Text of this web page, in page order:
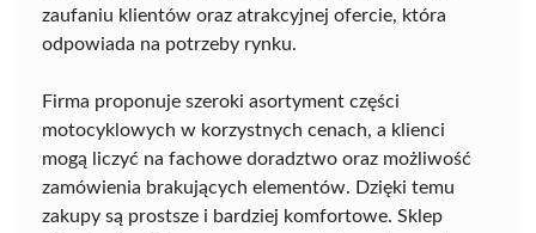
zaufaniu klientów oraz atrakcyjnej ofercie, która
odpowiada na potrzeby rynku.
Firma proponuje szeroki asortyment części
motocyklowych w korzystnych cenach, a klienci
mogą liczyć na fachowe doradztwo oraz możliwość
zamówienia brakujących elementów. Dzięki temu
zakupy są prostsze i bardziej komfortowe. Sklep